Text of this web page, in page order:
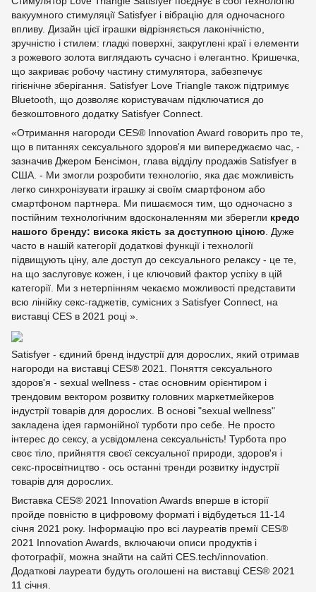
вакуумного стимуляції Satisfyer і вібрацію для одночасного
впливу. Дизайн цієї іграшки відрізняється лаконічністю,
зручністю і стилем: гладкі поверхні, закруглені краї і елементи
з рожевого золота виглядають сучасно і елегантно. Кришечка,
що закриває робочу частину стимулятора, забезпечує
гігієнічне зберігання. Satisfyer Love Triangle також підтримує
Bluetooth, що дозволяє користувачам підключатися до
безкоштовного додатку Satisfyer Connect.
«Отримання нагороди CES® Innovation Award говорить про те,
що в питаннях сексуального здоров'я ми випереджаємо час, -
зазначив Джером Бенсімон, глава відділу продажів Satisfyer в
США. - Ми змогли розробити технологію, яка дає можливість
легко синхронізувати іграшку зі своїм смартфоном або
смартфоном партнера. Ми пишаємося тим, що одночасно з
постійним технологічним вдосконаленням ми зберегли кредо
нашого бренду: висока якість за доступною ціною. Дуже
часто в нашій категорії додаткові функції і технології
підвищують ціну, але доступ до сексуального релаксу - це те,
на що заслуговує кожен, і це ключовий фактор успіху в цій
категорії. Ми з нетерпінням чекаємо можливості представити
всю лінійку секс-гаджетів, сумісних з Satisfyer Connect, на
виставці CES в 2021 році ».
Satisfyer - єдиний бренд індустрії для дорослих, який отримав
нагороди на виставці CES® 2021. Поняття сексуального
здоров'я - sexual wellness - стає основним орієнтиром і
трендовим вектором розвитку головних маркетмейкеров
індустрії товарів для дорослих. В основі "sexual wellness"
закладена ідея гармонійної турботи про себе. Не просто
інтерес до сексу, а усвідомлена сексуальність! Турбота про
своє тіло, прийняття своєї сексуальної природи, здоров'я і
секс-просвітництво - ось останні тренди розвитку індустрії
товарів для дорослих.
Виставка CES® 2021 Innovation Awards вперше в історії
пройде повністю в цифровому форматі і відбудеться 11-14
січня 2021 року. Інформацію про всі лауреатів премії CES®
2021 Innovation Awards, включаючи описи продуктів і
фотографії, можна знайти на сайті CES.tech/innovation.
Додаткові лауреати будуть оголошені на виставці CES® 2021
11 січня.